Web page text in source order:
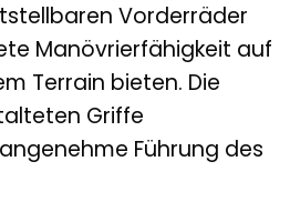
Vorderräder
Manövrierfähigkeit auf
Terrain bieten. Die
Griffe
Führung des